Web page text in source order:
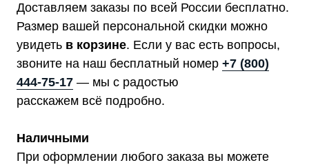
Доставляем заказы по всей России бесплатно.
Размер вашей персональной скидки можно
увидеть в корзине. Если у вас есть вопросы,
звоните на наш бесплатный номер +7 (800)
444-75-17 — мы с радостью
расскажем всё подробно.
Наличными
При оформлении любого заказа вы можете